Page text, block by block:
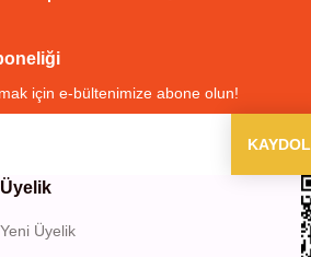
için e-bültenimize abone olun!
KAYDOL
Üyelik
Yeni Üyelik